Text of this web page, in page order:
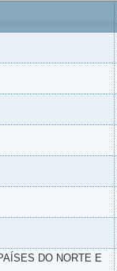
DO NORTE E